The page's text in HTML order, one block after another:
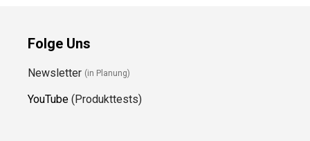
Folge Uns
Newsletter (in Planung)
YouTube (Produkttests)